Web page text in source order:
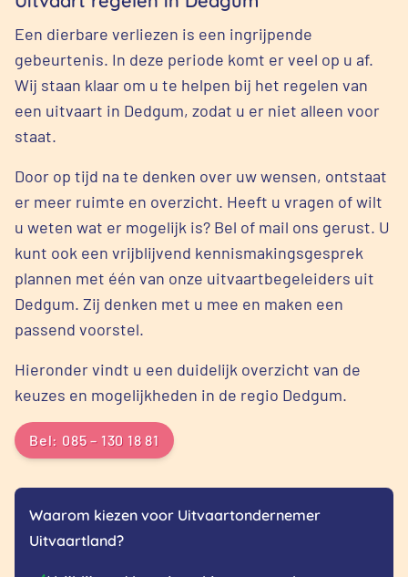
Een dierbare verliezen is een ingrijpende
gebeurtenis. In deze periode komt er veel op u af.
Wij staan klaar om u te helpen bij het regelen van
een uitvaart in Dedgum, zodat u er niet alleen voor
staat.
Door op tijd na te denken over uw wensen, ontstaat
er meer ruimte en overzicht. Heeft u vragen of wilt
u weten wat er mogelijk is? Bel of mail ons gerust. U
kunt ook een vrijblijvend kennismakingsgesprek
plannen met één van onze uitvaartbegeleiders uit
Dedgum. Zij denken met u mee en maken een
passend voorstel.
Hieronder vindt u een duidelijk overzicht van de
keuzes en mogelijkheden in de regio Dedgum.
Bel: 085 – 130 18 81
Waarom kiezen voor Uitvaartondernemer
Uitvaartland?